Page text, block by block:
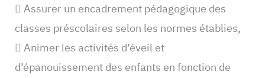
 Assurer un encadrement pédagogique des
classes préscolaires selon les normes établies,
 Animer les activités d’éveil et
d’épanouissement des enfants en fonction de